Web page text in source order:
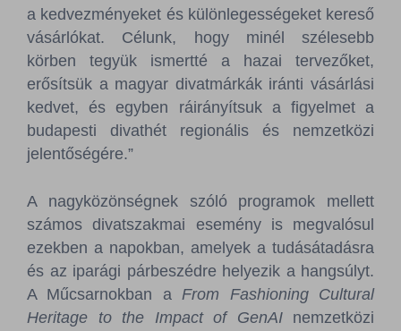
a kedvezményeket és különlegességeket kereső
vásárlókat. Célunk, hogy minél szélesebb
körben tegyük ismertté a hazai tervezőket,
erősítsük a magyar divatmárkák iránti vásárlási
kedvet, és egyben ráirányítsuk a figyelmet a
budapesti divathét regionális és nemzetközi
jelentőségére.”
A nagyközönségnek szóló programok mellett
számos divatszakmai esemény is megvalósul
ezekben a napokban, amelyek a tudásátadásra
és az iparági párbeszédre helyezik a hangsúlyt.
A Műcsarnokban aFrom Fashioning Cultural
Heritage to the Impact of GenAInemzetközi